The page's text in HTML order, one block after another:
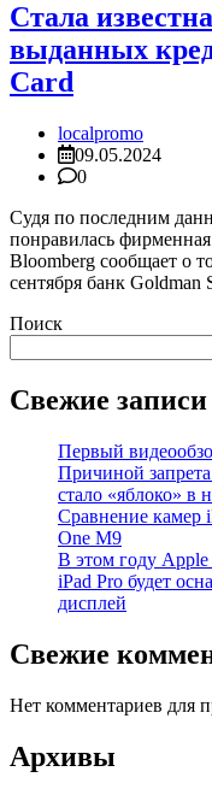
Стала
выданных
Card
localpromo
09.05.2024
0
Судя по последним
понравилась
Bloomberg сообщает о
сентября банк
Поиск
Свежие записи
Первый
Причиной
стало «яблоко» в
Cравнение камер
One M9
В этом году
iPad Pro будет
дисплей
Свежие
Нет комментариев для
Архивы